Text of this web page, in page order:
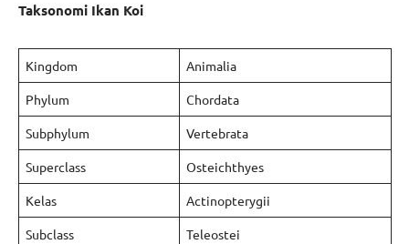
Taksonomi Ikan Koi
Kingdom Animalia
Phylum Chordata
Subphylum Vertebrata
Superclass Osteichthyes
Kelas Actinopterygii
Subclass Teleostei